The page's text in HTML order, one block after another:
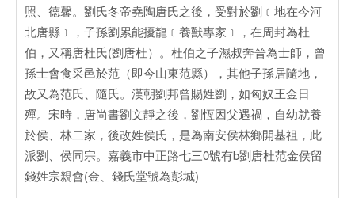
照、德馨。劉氏冬帝堯陶唐氏之後，受對於劉﹝地在今河
北唐縣﹞，子孫劉累能擾龍﹝養獸專家﹞，在周封為杜
伯，又稱唐杜氏(劉唐杜）。杜伯之子濕叔奔晉為士師，曾
孫士會食采邑於范（即今山東范縣），其他子孫居隨地，
故又為范氏、隨氏。漢朝劉邦曾賜姓劉，如匈奴王金日
殫。宋時，唐尚書劉文靜之後，劉恆因父遇禍，自幼就養
於侯、林二家，後改姓侯氏，是為南安侯林鄉開基祖，此
派劉、侯同宗。嘉義市中正路七三0號有b劉唐杜范金侯留
錢姓宗親會(金、錢氏堂號為彭城)